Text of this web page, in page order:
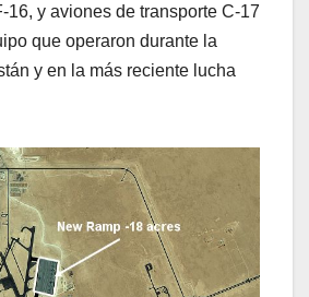
16, y aviones de transporte C-17
que operaron durante la
y en la más reciente lucha